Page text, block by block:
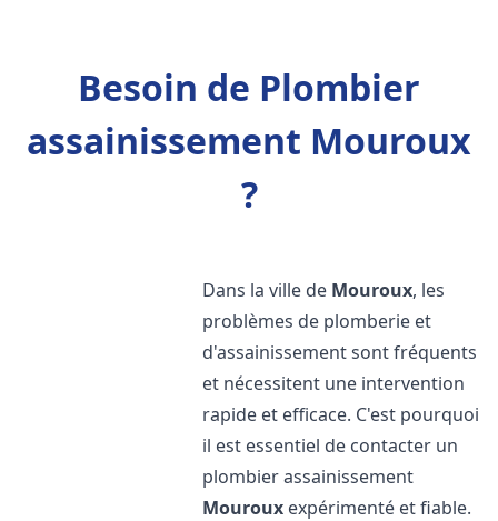
Besoin de Plombier
assainissement Mouroux
?
Dans la ville de Mouroux, les
problèmes de plomberie et
d'assainissement sont fréquents
et nécessitent une intervention
rapide et efficace. C'est pourquoi
il est essentiel de contacter un
plombier assainissement
Mouroux expérimenté et fiable.